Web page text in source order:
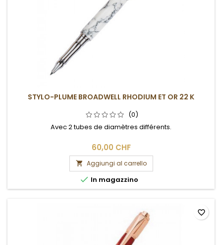
STYLO-PLUME BROADWELL RHODIUM ET OR 22 K
(0)
Avec 2 tubes de diamètres différents.
60,00 CHF
 Aggiungi al carrello
 In magazzino
favorite_border